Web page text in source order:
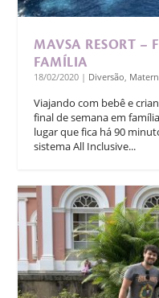
MAVSA RESORT –
FAMÍLIA
18/02/2020 | Diversão
Viajando com bebê e
final de semana em
lugar que fica há 90
sistema All Inclusive...